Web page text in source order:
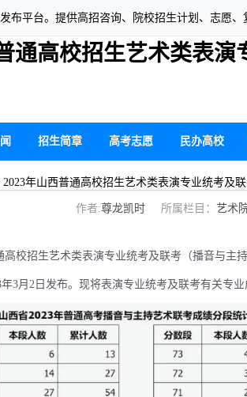
布平台。提供高招咨询、院校招生计划、志愿、
通高校招生艺术类表
招生简章 高考志愿 民办高校
2023年山西普通高校招生艺术类表演专业统考及
作者:尊龙凯时 所属栏目： 艺术
校招生艺术类表演专业统考及联考（播音与主
3月2日发布。现将表演专业统考及联考有关专